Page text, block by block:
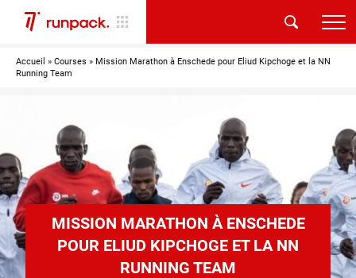
Accueil » Courses » Mission Marathon à Enschede pour Eliud Kipchoge et la NN
Running Team
MISSION MARATHON À ENSCHEDE
POUR ELIUD KIPCHOGE ET LA NN
RUNNING TEAM